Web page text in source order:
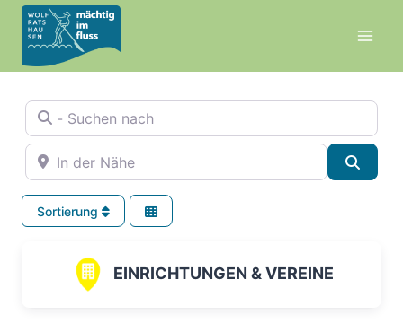
Zum
Inhalt
springen
- Suchen nach
In der Nähe
Sortierung
EINRICHTUNGEN & VEREINE